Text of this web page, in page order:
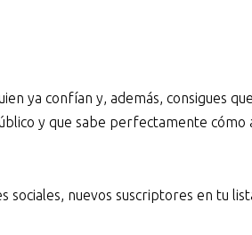
ya confían y, además, consigues
y que sabe perfectamente cómo
sociales, nuevos suscriptores en tu